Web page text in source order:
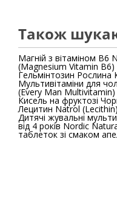
Також
Магній з вітаміном В6
(Magnesium Vitamin B6)
Гельмінтозин Рослина
Мультивітаміни для
(Every Man
Кисель на фруктозі
Лецитин Natrol
Дитячі жувальні
від 4 років Nordic
таблеток зі смаком